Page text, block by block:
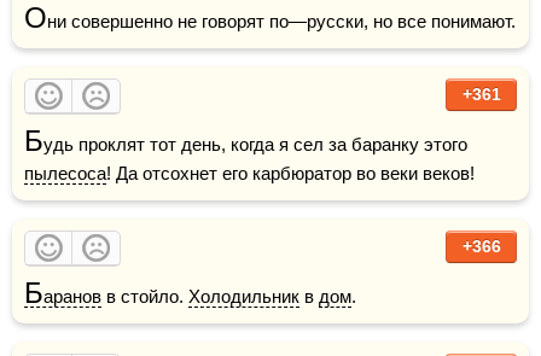
Они совершенно не говорят по—русски, но все понимают.
+361
Б
пылесоса! Да отсохнет его карбюратор во веки веков!
+366
Баранов в стойло. Холодильник в дом.